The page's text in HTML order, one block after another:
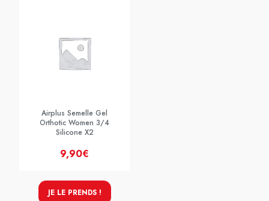
Airplus Semelle Gel
Orthotic Women 3/4
Silicone X2
9,90€
JE LE PRENDS !